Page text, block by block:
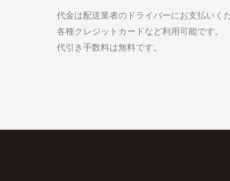
代金は配送業者のドライバーにお支払いくだ
各種クレジットカードなど利用可能です。
代引き手数料は無料です。